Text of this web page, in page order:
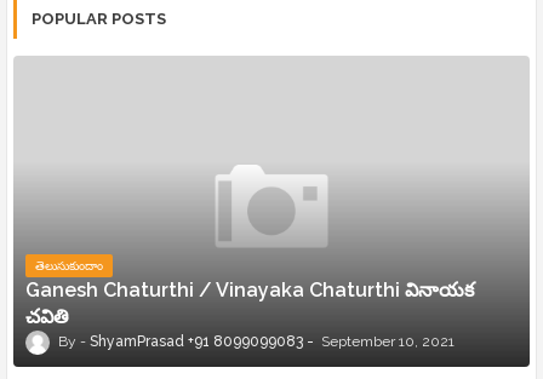
POPULAR POSTS
తెలుసుకుందాం
Ganesh Chaturthi / Vinayaka Chaturthi వినాయక
చవితి
ShyamPrasad +91 8099099083 September 10, 2021